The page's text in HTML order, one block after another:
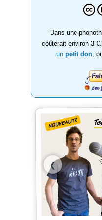
Dans une
coûterait environ 3
un petit don ,
❮